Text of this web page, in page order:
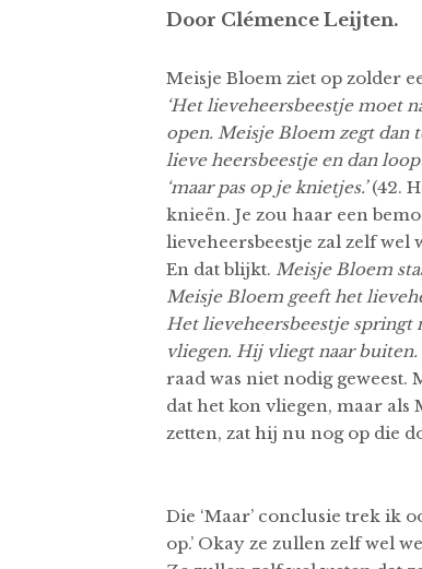
Door Clémence Leijten.
Meisje Bloem ziet op zolder
‘Het lieveheersbeestje moet
open. Meisje Bloem zegt dan
lieve heersbeestje en dan
‘maar pas op je knietjes.’(42.
knieën. Je zou haar een
lieveheersbeestje zal zelf wel
En dat blijkt. Meisje Bloem
Meisje Bloem geeft het
Het lieveheersbeestje springt
vliegen. Hij vliegt naar buiten.
raad was niet nodig geweest.
dat het kon vliegen, maar als
zetten, zat hij nu nog op die
Die ‘Maar’ conclusie trek ik
op.’ Okay ze zullen zelf wel